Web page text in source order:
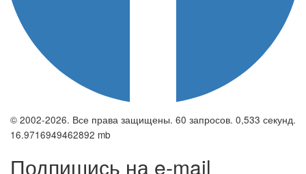
© 2002-2026. Все права защищены. 60 запросов. 0,533 секунд.
16.9716949462892 mb
Подпишись на e-mail